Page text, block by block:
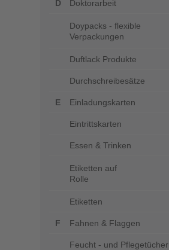
Doktorarbeit
Doypacks - flexible
Verpackungen
Duftlack Produkte
Durchschreibesätze
Einladungskarten
Eintrittskarten
Essen & Trinken
Etiketten auf
Rolle
Etiketten
Fahnen & Flaggen
Feucht - und Pflegetücher